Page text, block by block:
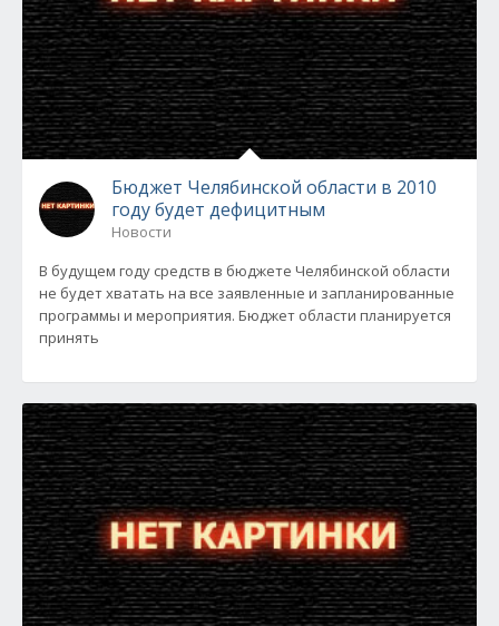
Бюджет Челябинской области в 2010
году будет дефицитным
Новости
В будущем году средств в бюджете Челябинской области
не будет хватать на все заявленные и запланированные
программы и мероприятия. Бюджет области планируется
принять